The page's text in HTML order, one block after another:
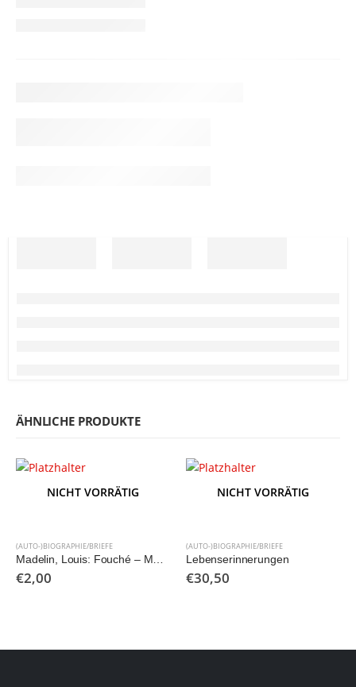
ÄHNLICHE PRODUKTE
NICHT VORRÄTIG
(AUTO-)BIOGRAPHIE/BRIEFE
Madelin, Louis: Fouché – Macht und Ehrgeiz
€2,00
NICHT VORRÄTIG
(AUTO-)BIOGRAPHIE/BRIEFE
Lebenserinnerungen
€30,50